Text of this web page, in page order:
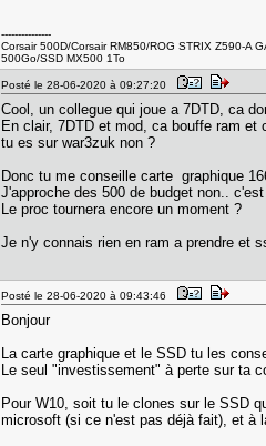
---------------
Corsair 500D/Corsair RM850/ROG STRIX Z590-A
500Go/SSD MX500 1To
Posté le 28-06-2020 à 09:27:20
Cool, un collegue qui joue a 7DTD, ca
En clair, 7DTD et mod, ca bouffe ram et
tu es sur war3zuk non ?
Donc tu me conseille carte graphique
J'approche des 500 de budget non..
Le proc tournera encore un moment ?
Je n'y connais rien en ram a prendre et
Posté le 28-06-2020 à 09:43:46
Bonjour
La carte graphique et le SSD tu les
Le seul "investissement" à perte sur ta
Pour W10, soit tu le clones sur le SSD
microsoft (si ce n'est pas déjà fait), et à